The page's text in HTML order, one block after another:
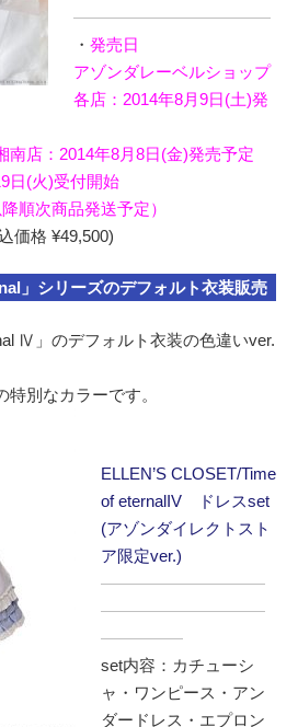
――――――――――――
・ 発売日
アゾンダレーベルショップ
各店：2014年8月9日(土)発
南店：2014年8月8日(金)発売予定
日(火)受付開始
順次商品発送予定）
価格 ¥49,500)
シリーズのデフォルト衣装販売
Ⅳ」のデフォルト衣装の色違いver.
別なカラーです。
ELLEN’S CLOSET/Time
of eternalIV ドレスset
(アゾンダイレクトスト
ア限定ver.)
――――――――――
――――――――――
―――――
set内容：カチューシ
ャ・ワンピース・アン
ダードレス・エプロン